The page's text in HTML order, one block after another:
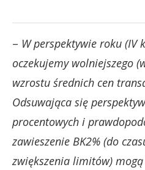
– W perspektywie roku (IV
oczekujemy wolniejszego
wzrostu średnich cen
Odsuwająca się
procentowych i
zawieszenie BK2% (do
zwiększenia limitów) mogą